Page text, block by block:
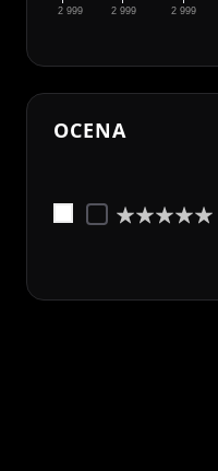
2 999 2 999 2 999
OCENA
Ocena: